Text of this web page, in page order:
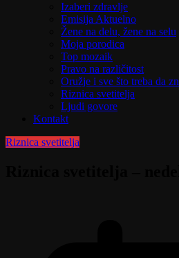
Izaberi zdravlje
Emisija Aktuelno
Žene na delu, žene na selu
Moja porodica
Top mozaik
Pravo na različitost
Oružje i sve što treba da
Riznica svetitelja
Ljudi govore
Kontakt
Riznica svetitelja